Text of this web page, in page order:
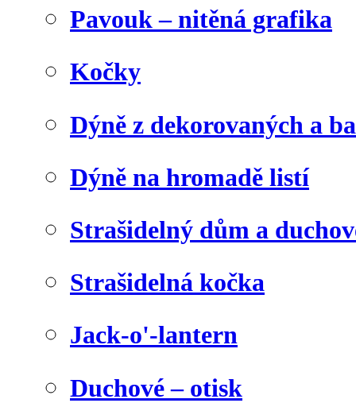
Pavouk – nitěná grafika
Kočky
Dýně z dekorovaných a
Dýně na hromadě listí
Strašidelný dům a
Strašidelná kočka
Jack-o'-lantern
Duchové – otisk